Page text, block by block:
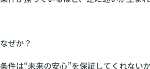
なぜか？
条件は“未来の安心”を保証してくれないか